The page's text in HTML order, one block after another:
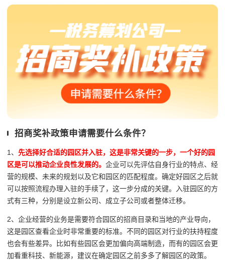
招商奖补政策申请需要什么条件？
1、 先选择好合适的园区并入驻，这是非常关键的一步，一个好的园
区是可以推动企业良性发展的。 企业可以先评估自身行业的特点、经
营的规模、未来的规划以及它和园区的匹配程度。确定好园区之后就
可以按照流程办理入驻的手续了，这一步分成的关键。入驻园区的方
式有三种，分别是设立新公司、成立子公司或者整体迁移。
2、企业经营的业务是需要符合园区的招商目录和当地的产业导向，
这是园区查看企业时非常重要的标准。不同的园区对行业的扶持程度
也会有些差异。比如有些园区会更加偏向高端制造，而有的园区会更
加看重科技、新能源，建议在确定园区之前多多了解园区的政策。